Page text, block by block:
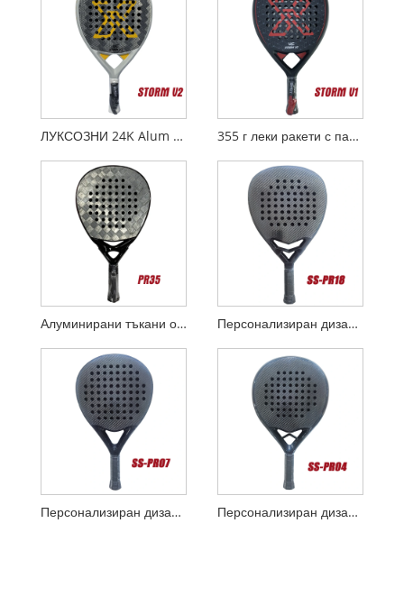
ЛУКСОЗНИ 24K Alum Fiber Rackets STORM V2 355 г леки ракети с падел STORM V1
Алуминирани тъкани от въглеродни влакна 18k ракети Padel Персонализиран дизайн Diamond 3K Carbon Padel Racket с умен мост
Персонализиран дизайн 3K Carbon Padel Racket Персонализиран дизайн кръг 3K Carbon Padel Racket с умен мост